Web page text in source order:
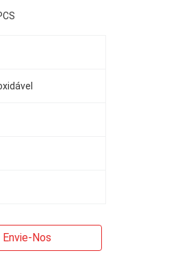
Envie-Nos